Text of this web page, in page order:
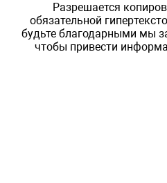
Разрешается
обязательной
будьте благодарными мы
чтобы привести